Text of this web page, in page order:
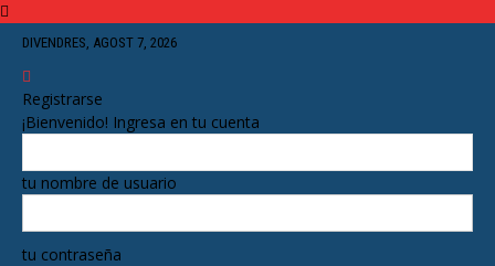
DIVENDRES, AGOST 7, 2026
Registrarse
¡Bienvenido! Ingresa en tu cuenta
tu nombre de usuario
tu contraseña